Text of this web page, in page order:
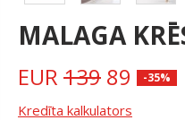
MALAGA
EUR 139 89 -35%
Kredīta kalkulators